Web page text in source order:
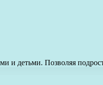
и детьми. Позволяя